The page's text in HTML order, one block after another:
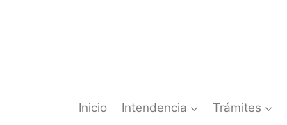
Inicio Intendencia Trámites